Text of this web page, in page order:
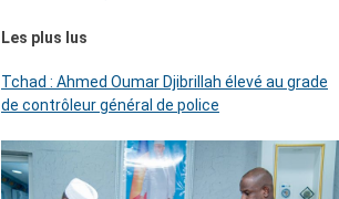
Les plus lus
Tchad : Ahmed Oumar Djibrillah élevé au grade
de contrôleur général de police